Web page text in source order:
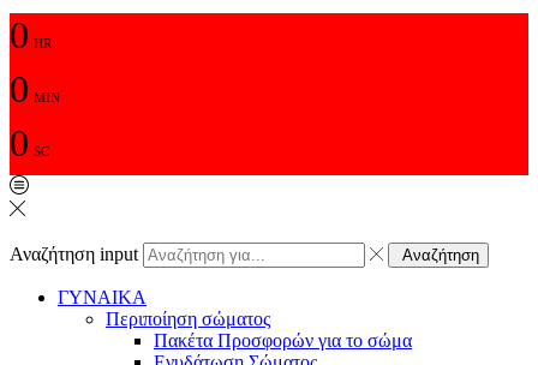
0 HR
0 MIN
0 SC
Αναζήτηση input Αναζήτηση
ΓΥΝΑΙΚΑ
Περιποίηση σώματος
Πακέτα Προσφορών για το σώμα